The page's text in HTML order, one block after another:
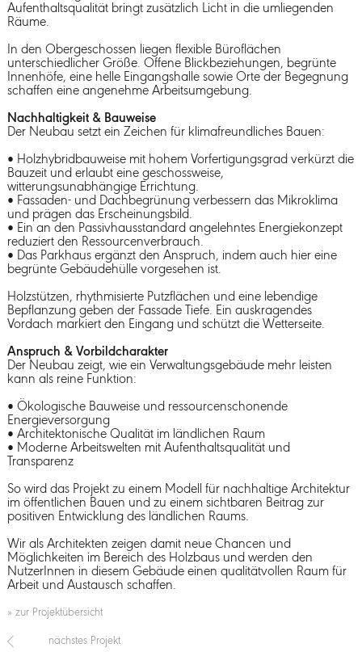
Aufenthaltsqualität bringt zusätzlich Licht in die umliegenden
Räume.
In den Obergeschossen liegen flexible Büroflächen
unterschiedlicher Größe. Offene Blickbeziehungen, begrünte
Innenhöfe, eine helle Eingangshalle sowie Orte der Begegnung
schaffen eine angenehme Arbeitsumgebung.
Nachhaltigkeit & Bauweise
Der Neubau setzt ein Zeichen für klimafreundliches Bauen:
• Holzhybridbauweise mit hohem Vorfertigungsgrad verkürzt die
Bauzeit und erlaubt eine geschossweise,
witterungsunabhängige Errichtung.
• Fassaden- und Dachbegrünung verbessern das Mikroklima
und prägen das Erscheinungsbild.
• Ein an den Passivhausstandard angelehntes Energiekonzept
reduziert den Ressourcenverbrauch.
• Das Parkhaus ergänzt den Anspruch, indem auch hier eine
begrünte Gebäudehülle vorgesehen ist.
Holzstützen, rhythmisierte Putzflächen und eine lebendige
Bepflanzung geben der Fassade Tiefe. Ein auskragendes
Vordach markiert den Eingang und schützt die Wetterseite.
Anspruch & Vorbildcharakter
Der Neubau zeigt, wie ein Verwaltungsgebäude mehr leisten
kann als reine Funktion:
• Ökologische Bauweise und ressourcenschonende
Energieversorgung
• Architektonische Qualität im ländlichen Raum
• Moderne Arbeitswelten mit Aufenthaltsqualität und
Transparenz
So wird das Projekt zu einem Modell für nachhaltige Architektur
im öffentlichen Bauen und zu einem sichtbaren Beitrag zur
positiven Entwicklung des ländlichen Raums.
Wir als Architekten zeigen damit neue Chancen und
Möglichkeiten im Bereich des Holzbaus und werden den
NutzerInnen in diesem Gebäude einen qualitätvollen Raum für
Arbeit und Austausch schaffen.
» zur Projektübersicht
nächstes Projekt